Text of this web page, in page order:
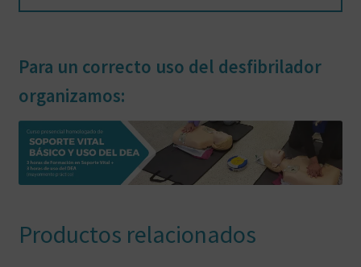
Para un correcto uso del desfibrilador
organizamos:
Productos relacionados